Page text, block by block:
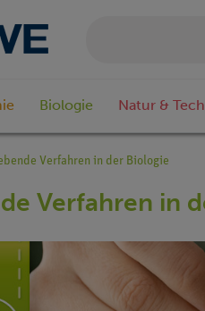
Biologie Natur &
Verfahren in der Biologie
Verfahren in